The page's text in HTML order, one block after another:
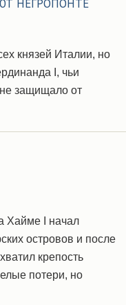
НЕГРОПОНТЕ
князей Италии, но
I, чьи
защищало от
Хайме I начал
островов и после
крепость
потери, но